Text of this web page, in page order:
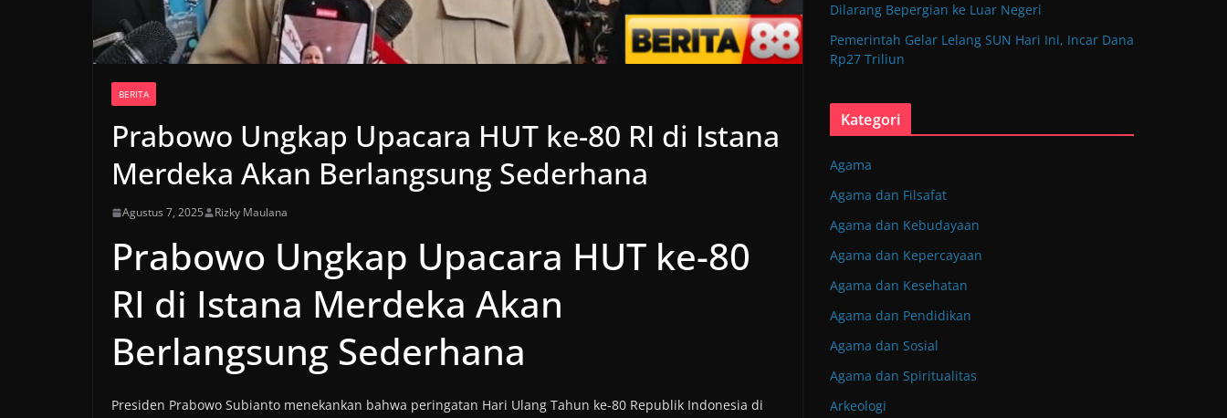
BERITA
Prabowo Ungkap Upacara HUT ke-80 RI di Istana
Merdeka Akan Berlangsung Sederhana
Agustus 7, 2025 Rizky Maulana
Prabowo Ungkap Upacara HUT ke-80
RI di Istana Merdeka Akan
Berlangsung Sederhana
Presiden Prabowo Subianto menekankan bahwa peringatan Hari Ulang Tahun ke-80 Republik Indonesia di
Dilarang Bepergian ke Luar Negeri
Pemerintah Gelar Lelang SUN Hari Ini, Incar Dana
Rp27 Triliun
Kategori
Agama
Agama dan Filsafat
Agama dan Kebudayaan
Agama dan Kepercayaan
Agama dan Kesehatan
Agama dan Pendidikan
Agama dan Sosial
Agama dan Spiritualitas
Arkeologi